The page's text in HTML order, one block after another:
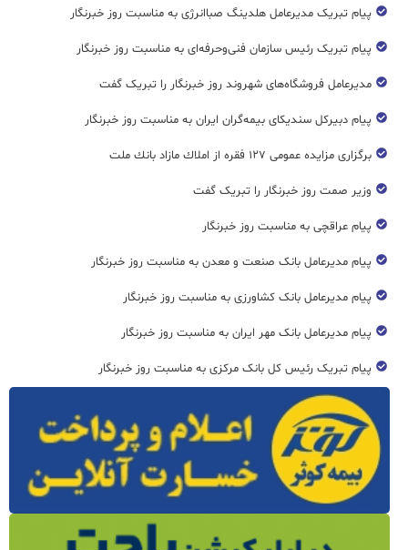
پیام تبریک مدیرعامل هلدینگ صباانرژی به مناسبت روز خبرنگار
پیام تبریک رئیس سازمان فنی‌و‌حرفه‌ای به مناسبت روز خبرنگار
مدیرعامل فروشگاه‌های شهروند روز خبرنگار را تبریک گفت
پیام دبیرکل سندیکای بیمه‌گران ایران به مناسبت روز خبرنگار
برگزاری مزایده عمومی ۱۲۷ فقره از املاك مازاد بانك ملت
وزیر صمت روز خبرنگار را تبریک گفت
پیام عراقچی به مناسبت روز خبرنگار
پیام مدیرعامل بانک صنعت و معدن به مناسبت روز خبرنگار
پیام مدیرعامل بانک کشاورزی به مناسبت روز خبرنگار
پیام مدیرعامل بانک مهر ایران به مناسبت روز خبرنگار
پیام تبریک رئیس کل بانک مرکزی به مناسبت روز خبرنگار